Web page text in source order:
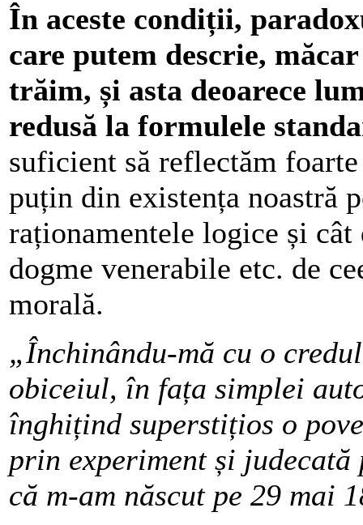
În aceste condiții,
care putem descrie,
trăim, și asta deoarece
redusă la formulele
suficient să reflectăm
puțin din existența noastră
raționamentele logice și
dogme venerabile etc. de
morală.
„Închinându-mă cu o
obiceiul, în fața simplei
înghițind superstițios o
prin experiment și
că m-am născut pe 29 mai